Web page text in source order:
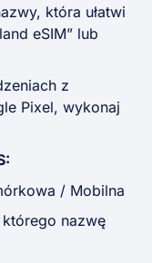
która ułatwi
eSIM” lub
z
Pixel, wykonaj
/ Mobilna
nazwę